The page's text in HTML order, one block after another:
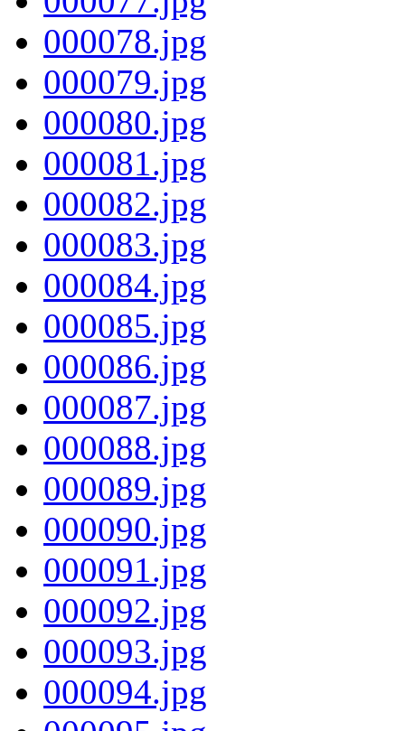
000078.jpg
000079.jpg
000080.jpg
000081.jpg
000082.jpg
000083.jpg
000084.jpg
000085.jpg
000086.jpg
000087.jpg
000088.jpg
000089.jpg
000090.jpg
000091.jpg
000092.jpg
000093.jpg
000094.jpg